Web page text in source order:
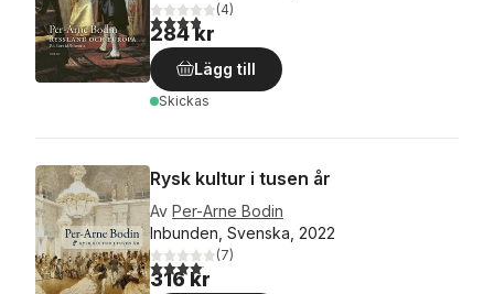
3,8utav 5 stjärnor. Totalt antal röster:
(4)
284 kr
Lägg till
Skickas
Rysk kultur i tusen år
Av Per-Arne Bodin
Inbunden, Svenska, 2022
4,1utav 5 stjärnor. Totalt antal röster:
(7)
316 kr